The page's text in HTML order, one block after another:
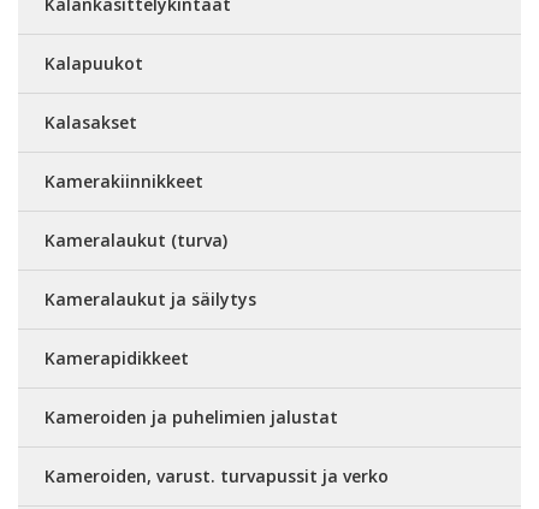
Kalapuukot
Kalasakset
Kamerakiinnikkeet
Kameralaukut (turva)
Kameralaukut ja säilytys
Kamerapidikkeet
Kameroiden ja puhelimien jalustat
Kameroiden, varust. turvapussit ja verko